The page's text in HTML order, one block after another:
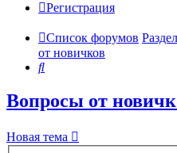
Регистрация
Список форумов
от новичков
Поиск
Вопросы от
Новая тема